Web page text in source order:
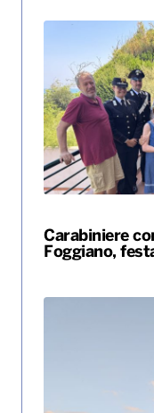
Carabiniere
Foggiano,